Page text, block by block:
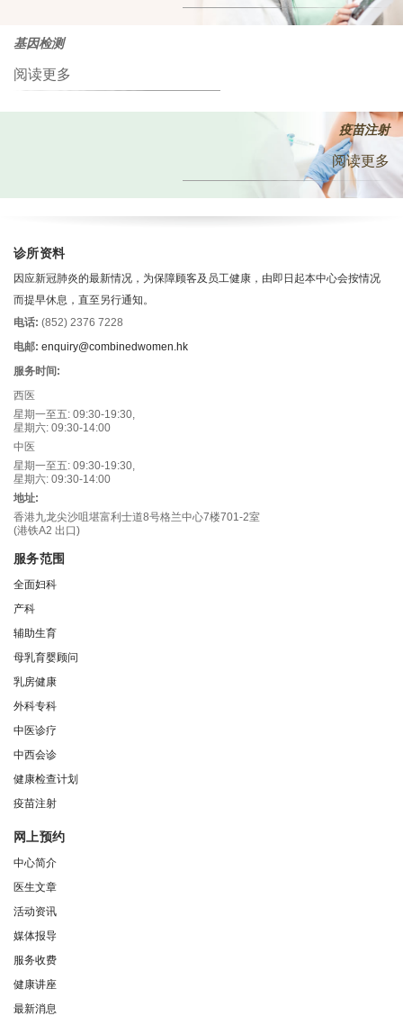
基因检测
阅读更多
疫苗注射
阅读更多
诊所资料
因应新冠肺炎的最新情况，为保障顾客及员工健康，由即日起本中心会按情况
而提早休息，直至另行通知。
电话: (852) 2376 7228
电邮: enquiry@combinedwomen.hk
服务时间:
西医
星期一至五: 09:30-19:30,
星期六: 09:30-14:00
中医
星期一至五: 09:30-19:30,
星期六: 09:30-14:00
地址:
香港九龙尖沙咀堪富利士道8号格兰中心7楼701-2室
(港铁A2 出口)
服务范围
全面妇科
产科
辅助生育
母乳育婴顾问
乳房健康
外科专科
中医诊疗
中西会诊
健康检查计划
疫苗注射
网上预约
中心简介
医生文章
活动资讯
媒体报导
服务收费
健康讲座
最新消息